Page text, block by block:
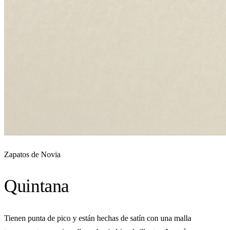
Zapatos de Novia
Quintana
Tienen punta de pico y están hechas de satín con una malla